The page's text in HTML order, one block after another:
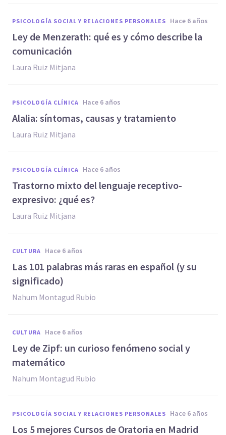
PSICOLOGÍA SOCIAL Y RELACIONES PERSONALES hace 6 años
Ley de Menzerath: qué es y cómo describe la
comunicación
Laura Ruiz Mitjana
PSICOLOGÍA CLÍNICA hace 6 años
Alalia: síntomas, causas y tratamiento
Laura Ruiz Mitjana
PSICOLOGÍA CLÍNICA hace 6 años
Trastorno mixto del lenguaje receptivo-
expresivo: ¿qué es?
Laura Ruiz Mitjana
CULTURA hace 6 años
Las 101 palabras más raras en español (y su
significado)
Nahum Montagud Rubio
CULTURA hace 6 años
Ley de Zipf: un curioso fenómeno social y
matemático
Nahum Montagud Rubio
PSICOLOGÍA SOCIAL Y RELACIONES PERSONALES hace 6 años
Los 5 mejores Cursos de Oratoria en Madrid